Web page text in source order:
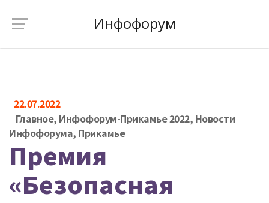
Инфофорум
22.07.2022
Главное, Инфофорум-Прикамье 2022, Новости
Инфофорума, Прикамье
Премия
«Безопасная